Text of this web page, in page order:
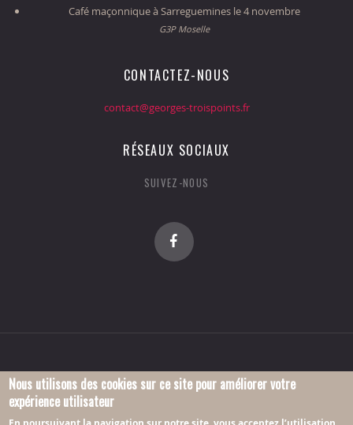
Café maçonnique à Sarreguemines le 4 novembre
G3P Moselle
CONTACTEZ-NOUS
contact@georges-troispoints.fr
RÉSEAUX SOCIAUX
SUIVEZ-NOUS
Nous utilisons des cookies sur ce site pour améliorer votre
expérience utilisateur